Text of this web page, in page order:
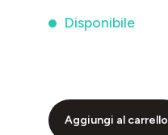
Disponibile
Aggiungi al carrello